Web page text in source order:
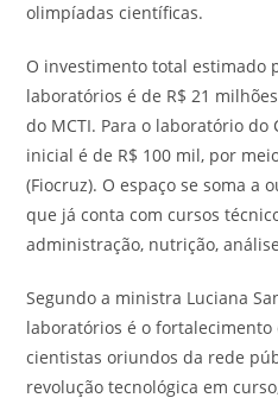
olimpíadas científicas.
O investimento total estimado
laboratórios é de R$ 21
do MCTI. Para o laboratório do
inicial é de R$ 100 mil, por
(Fiocruz). O espaço se soma a
que já conta com cursos
administração, nutrição,
Segundo a ministra Luciana
laboratórios é o
cientistas oriundos da rede
revolução tecnológica em